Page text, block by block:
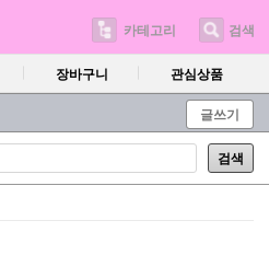
카테고리 검색
장바구니 관심상품
글쓰기
검색